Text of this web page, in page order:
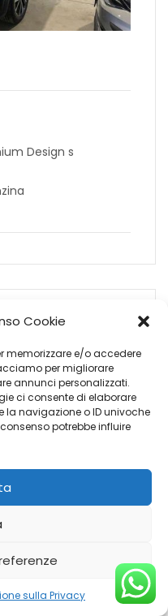
Cookie
memorizzare e/o accedere
per migliorare
annunci personalizzati.
ci consente di elaborare
navigazione o ID univoche
potrebbe influire
sulla Privacy
Design s